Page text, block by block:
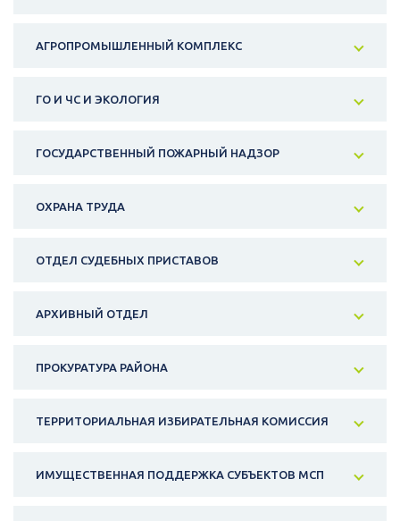
АГРОПРОМЫШЛЕННЫЙ КОМПЛЕКС
ГО И ЧС И ЭКОЛОГИЯ
ГОСУДАРСТВЕННЫЙ ПОЖАРНЫЙ НАДЗОР
ОХРАНА ТРУДА
ОТДЕЛ СУДЕБНЫХ ПРИСТАВОВ
АРХИВНЫЙ ОТДЕЛ
ПРОКУРАТУРА РАЙОНА
ТЕРРИТОРИАЛЬНАЯ ИЗБИРАТЕЛЬНАЯ КОМИССИЯ
ИМУЩЕСТВЕННАЯ ПОДДЕРЖКА СУБЪЕКТОВ МСП